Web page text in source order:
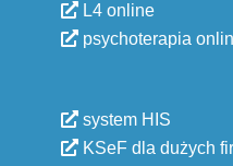
L4 online
psychoterapia
system HIS
KSeF dla dużych